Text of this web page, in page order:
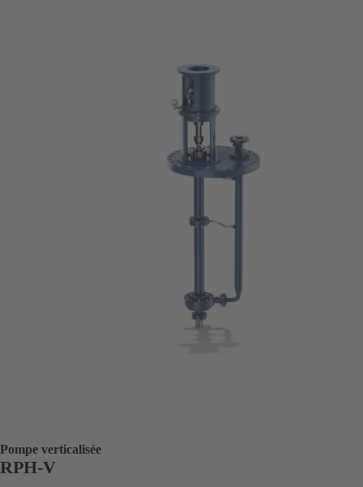
Pompe verticalisée
RPH-V